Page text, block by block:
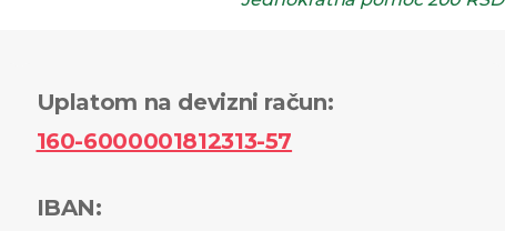
Uplatom na devizni račun:
160-6000001812313-57
IBAN: